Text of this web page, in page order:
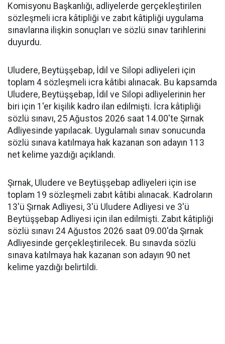
Komisyonu Başkanlığı, adliyelerde gerçekleştirilen
sözleşmeli icra kâtipliği ve zabıt kâtipliği uygulama
sınavlarına ilişkin sonuçları ve sözlü sınav tarihlerini
duyurdu.
Uludere, Beytüşşebap, İdil ve Silopi adliyeleri için
toplam 4 sözleşmeli icra kâtibi alınacak. Bu kapsamda
Uludere, Beytüşşebap, İdil ve Silopi adliyelerinin her
biri için 1'er kişilik kadro ilan edilmişti. İcra kâtipliği
sözlü sınavı, 25 Ağustos 2026 saat 14.00'te Şırnak
Adliyesinde yapılacak. Uygulamalı sınav sonucunda
sözlü sınava katılmaya hak kazanan son adayın 113
net kelime yazdığı açıklandı.
Şırnak, Uludere ve Beytüşşebap adliyeleri için ise
toplam 19 sözleşmeli zabıt kâtibi alınacak. Kadroların
13'ü Şırnak Adliyesi, 3'ü Uludere Adliyesi ve 3'ü
Beytüşşebap Adliyesi için ilan edilmişti. Zabıt kâtipliği
sözlü sınavı 24 Ağustos 2026 saat 09.00'da Şırnak
Adliyesinde gerçekleştirilecek. Bu sınavda sözlü
sınava katılmaya hak kazanan son adayın 90 net
kelime yazdığı belirtildi.